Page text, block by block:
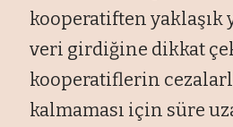
kooperatiften yaklaşık
veri girdiğine dikkat
kooperatiflerin
kalmaması için süre